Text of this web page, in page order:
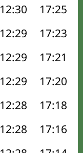
12:30 17:25
12:29 17:23
12:29 17:21
12:29 17:20
12:28 17:18
12:28 17:16